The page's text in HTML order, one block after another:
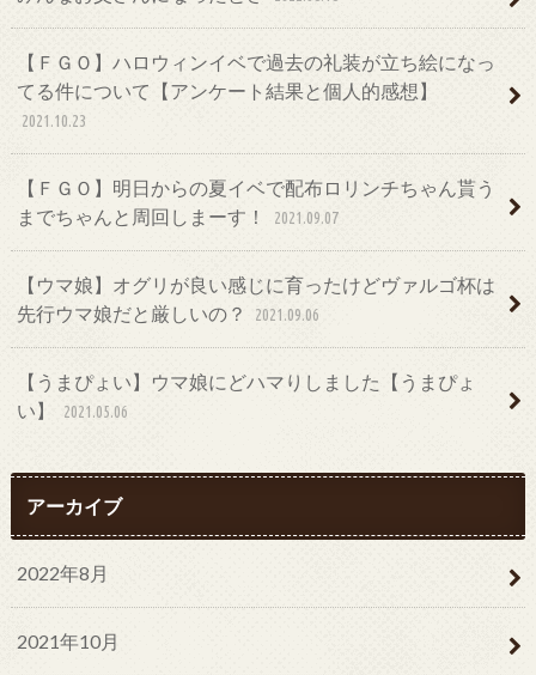
【ＦＧＯ】ハロウィンイベで過去の礼装が立ち絵になっ
てる件について【アンケート結果と個人的感想】
2021.10.23
【ＦＧＯ】明日からの夏イベで配布ロリンチちゃん貰う
までちゃんと周回しまーす！
2021.09.07
【ウマ娘】オグリが良い感じに育ったけどヴァルゴ杯は
先行ウマ娘だと厳しいの？
2021.09.06
【うまぴょい】ウマ娘にどハマりしました【うまぴょ
い】
2021.05.06
アーカイブ
2022年8月
2021年10月